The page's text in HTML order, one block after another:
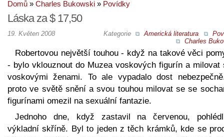
Domů » Charles Bukowski » Povídky
Láska za $ 17,50
Kategorie Americká literatura
Charles
19. Květen 2008
Robertovou největší touhou - když na takové věci
- bylo vklouznout do Muzea voskových figurín a milovat
voskovými ženami. To ale vypadalo dost
proto ve světě snění a svou touhou milovat se se
figurínami omezil na sexuální fantazie.
Jednoho dne, když zastavil na červenou,
výkladní skříně. Byl to jeden z těch krámků, kde se